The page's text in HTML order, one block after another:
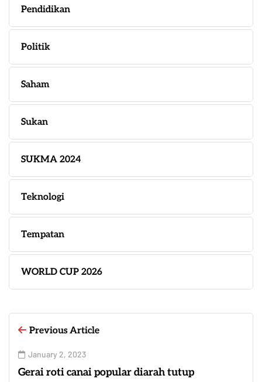
Pendidikan
Politik
Saham
Sukan
SUKMA 2024
Teknologi
Tempatan
WORLD CUP 2026
Previous Article
January 2, 2023
Gerai roti canai popular diarah tutup